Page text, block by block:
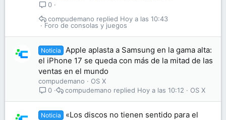
0
Foro de consolas y juegos
Hoy a las 10:43
compudemano
Noticia
Apple aplasta a Samsung en la gama alta:
el iPhone 17 se queda con más de la mitad de las
ventas en el mundo
compudemano
OS X
0
OS X
Hoy a las 10:12
compudemano
Noticia
«Los discos no tienen sentido para el